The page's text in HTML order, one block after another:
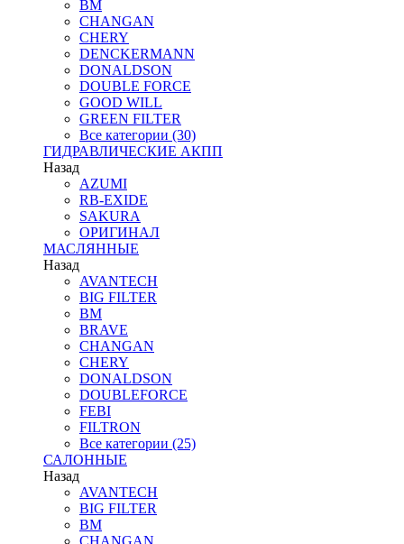
BM
CHANGAN
CHERY
DENCKERMANN
DONALDSON
DOUBLE FORCE
GOOD WILL
GREEN FILTER
Все категории (30)
ГИДРАВЛИЧЕСКИЕ АКПП
Назад
AZUMI
RB-EXIDE
SAKURA
ОРИГИНАЛ
МАСЛЯННЫЕ
Назад
AVANTECH
BIG FILTER
BM
BRAVE
CHANGAN
CHERY
DONALDSON
DOUBLEFORCE
FEBI
FILTRON
Все категории (25)
САЛОННЫЕ
Назад
AVANTECH
BIG FILTER
BM
CHANGAN